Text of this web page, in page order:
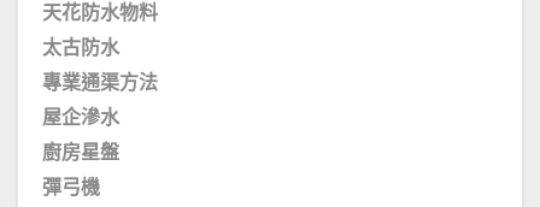
天花防水物料
太古防水
專業通渠方法
屋企滲水
廚房星盤
彈弓機